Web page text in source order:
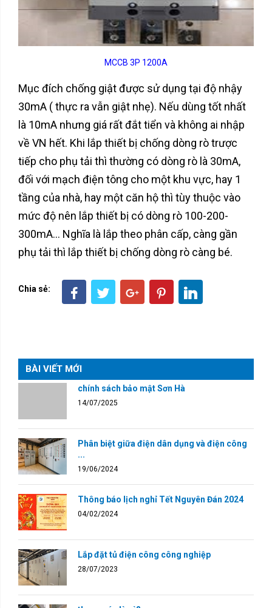
MCCB 3P 1200A
Mục đích chống giật được sử dụng tại độ nhậy
30mA ( thực ra vẫn giật nhẹ). Nếu dùng tốt nhất
là 10mA nhưng giá rất đắt tiển và không ai nhập
về VN hết. Khi lắp thiết bị chống dòng rò trược
tiếp cho phụ tải thì thường có dòng rò là 30mA,
đối với mạch điện tông cho một khu vực, hay 1
tầng của nhà, hay một căn hộ thì tùy thuộc vào
mức độ nên lắp thiết bị có dòng rò 100-200-
300mA... Nghĩa là lắp theo phân cấp, càng gần
phụ tải thì lắp thiết bị chống dòng rò càng bé.
Chia sẻ:
BÀI VIẾT MỚI
chính sách bảo mật Sơn Hà
14/07/2025
Phân biệt giữa điện dân dụng và điện công
...
19/06/2024
Thông báo lịch nghỉ Tết Nguyên Đán 2024
04/02/2024
Lắp đặt tủ điện công công nghiệp
28/07/2023